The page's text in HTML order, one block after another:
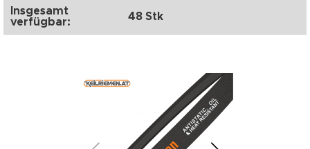
Insgesamt
verfügbar:
48 Stk